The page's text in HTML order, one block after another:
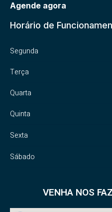
Agende agora
Horário de
Segunda
Terça
Quarta
Quinta
Sexta
Sábado
VENHA NOS